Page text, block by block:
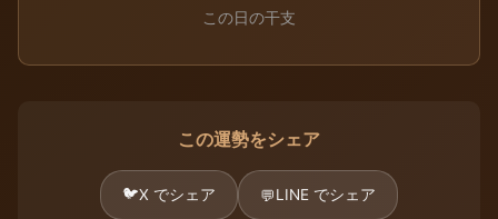
この日の干支
この運勢をシェア
🐦X でシェア 💬LINE でシェア